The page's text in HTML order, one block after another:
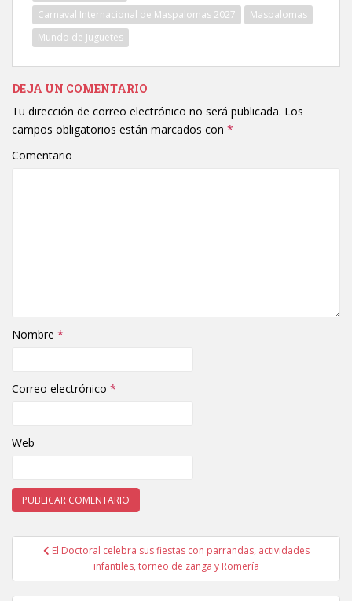
Carnaval Internacional de Maspalomas 2027
Maspalomas
Mundo de Juguetes
DEJA UN COMENTARIO
Tu dirección de correo electrónico no será publicada. Los
campos obligatorios están marcados con *
Comentario
Nombre *
Correo electrónico *
Web
Navegación de entradas
El Doctoral celebra sus fiestas con parrandas, actividades
infantiles, torneo de zanga y Romería